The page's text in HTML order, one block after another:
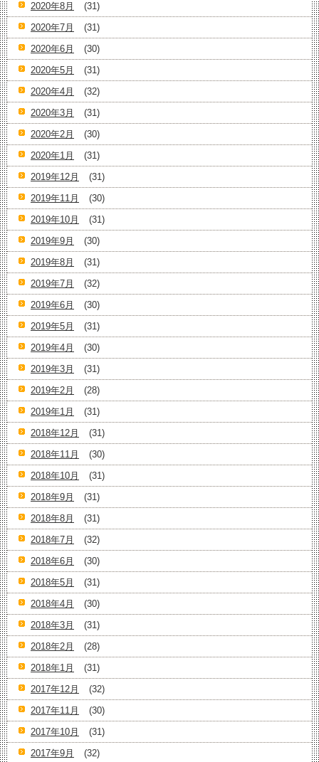
2020年8月
(31)
2020年7月
(31)
2020年6月
(30)
2020年5月
(31)
2020年4月
(32)
2020年3月
(31)
2020年2月
(30)
2020年1月
(31)
2019年12月
(31)
2019年11月
(30)
2019年10月
(31)
2019年9月
(30)
2019年8月
(31)
2019年7月
(32)
2019年6月
(30)
2019年5月
(31)
2019年4月
(30)
2019年3月
(31)
2019年2月
(28)
2019年1月
(31)
2018年12月
(31)
2018年11月
(30)
2018年10月
(31)
2018年9月
(31)
2018年8月
(31)
2018年7月
(32)
2018年6月
(30)
2018年5月
(31)
2018年4月
(30)
2018年3月
(31)
2018年2月
(28)
2018年1月
(31)
2017年12月
(32)
2017年11月
(30)
2017年10月
(31)
2017年9月
(32)